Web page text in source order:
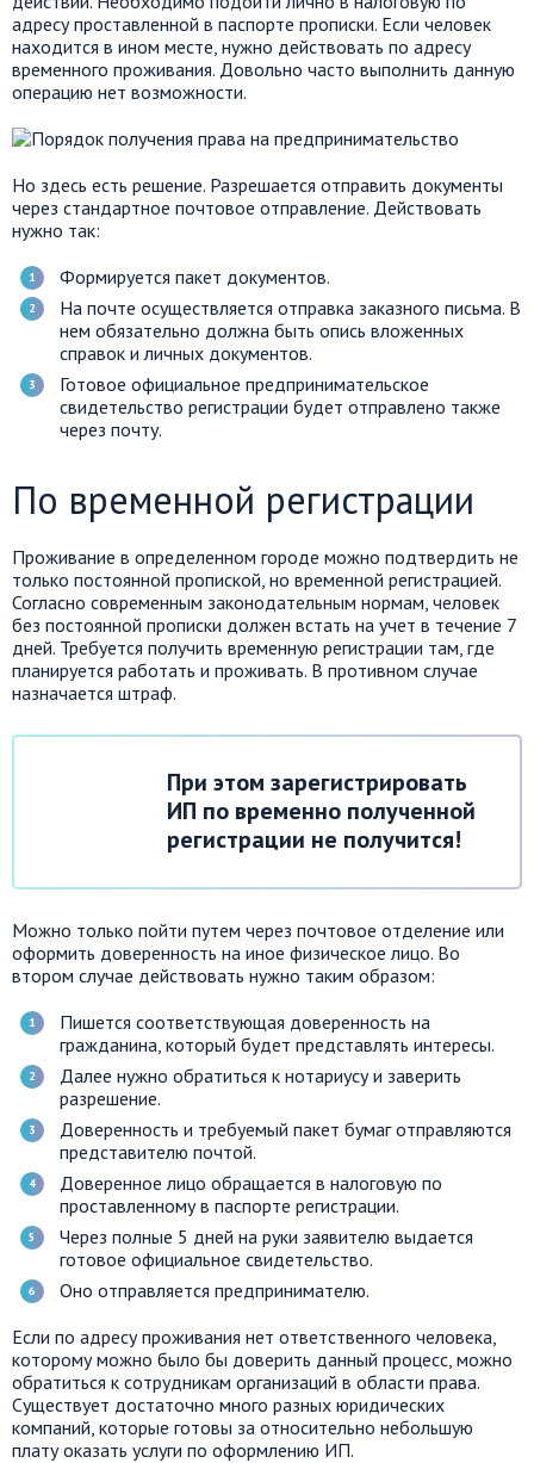
адресу проставленной в паспорте прописки. Если человек
находится в ином месте, нужно действовать по адресу
временного проживания. Довольно часто выполнить данную
операцию нет возможности.
Но здесь есть решение. Разрешается отправить документы
через стандартное почтовое отправление. Действовать
нужно так:
Формируется пакет документов.
На почте осуществляется отправка заказного письма. В
нем обязательно должна быть опись вложенных
справок и личных документов.
Готовое официальное предпринимательское
свидетельство регистрации будет отправлено также
через почту.
По временной регистрации
Проживание в определенном городе можно подтвердить не
только постоянной пропиской, но временной регистрацией.
Согласно современным законодательным нормам, человек
без постоянной прописки должен встать на учет в течение 7
дней. Требуется получить временную регистрации там, где
планируется работать и проживать. В противном случае
назначается штраф.
При этом зарегистрировать
ИП по временно полученной
регистрации не получится!
Можно только пойти путем через почтовое отделение или
оформить доверенность на иное физическое лицо. Во
втором случае действовать нужно таким образом:
Пишется соответствующая доверенность на
гражданина, который будет представлять интересы.
Далее нужно обратиться к нотариусу и заверить
разрешение.
Доверенность и требуемый пакет бумаг отправляются
представителю почтой.
Доверенное лицо обращается в налоговую по
проставленному в паспорте регистрации.
Через полные 5 дней на руки заявителю выдается
готовое официальное свидетельство.
Оно отправляется предпринимателю.
Если по адресу проживания нет ответственного человека,
которому можно было бы доверить данный процесс, можно
обратиться к сотрудникам организаций в области права.
Существует достаточно много разных юридических
компаний, которые готовы за относительно небольшую
плату оказать услуги по оформлению ИП.